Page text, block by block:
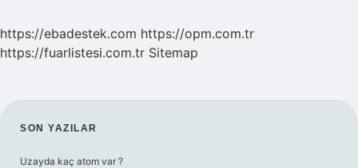
https://ebadestek.com https://opm.com.tr
https://fuarlistesi.com.tr Sitemap
SIDEBAR
SON YAZILAR
Uzayda kaç atom var ?